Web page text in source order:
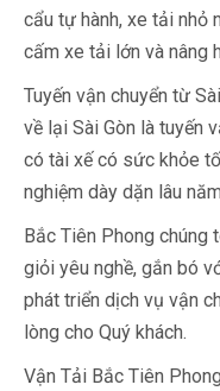
cẩu tự hành, xe tải nhỏ
cấm xe tải lớn và nâng
Tuyến vận chuyển từ
về lại Sài Gòn là tuyến
có tài xế có sức khỏe
nghiệm dày dặn lâu
Bắc Tiên Phong chúng
giỏi yêu nghề, gắn bó
phát triển dịch vụ vận
lòng cho Quý khách.
Vận Tải Bắc Tiên